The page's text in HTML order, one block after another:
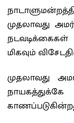
முதலாவது
மிகவும்
முதலாவது